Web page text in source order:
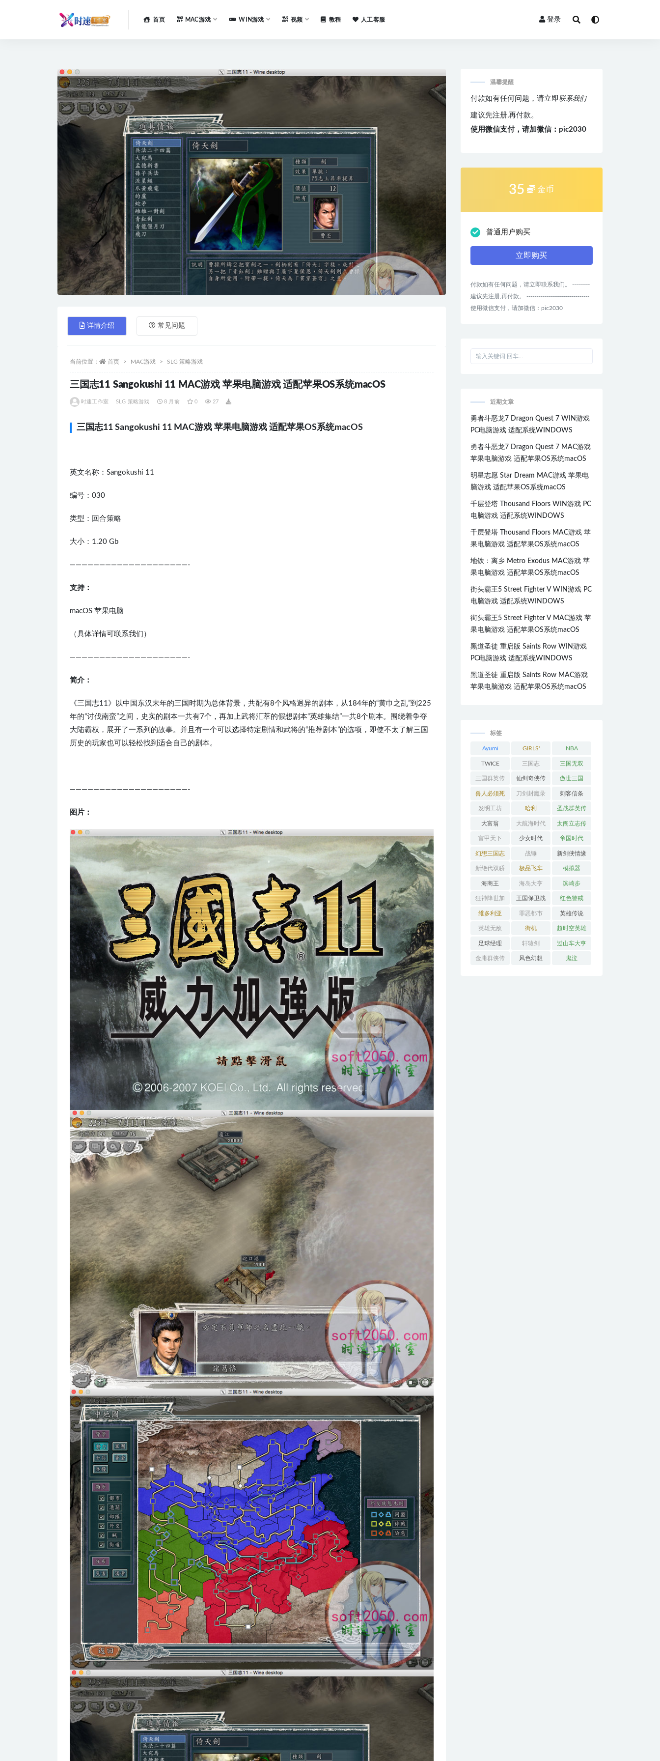
首页 MAC游戏 WIN游戏 视频 教程 人工客服 登录
详情介绍 常见问题
当前位置： 首页 MAC游戏 SLG 策略游戏
三国志11 Sangokushi 11 MAC游戏 苹果电脑游戏 适配苹果OS系统macOS
时速工作室 SLG 策略游戏 8 月前 0 27
三国志11 Sangokushi 11 MAC游戏 苹果电脑游戏 适配苹果OS系统macOS
英文名称：Sangokushi 11
编号：030
类型：回合策略
大小：1.20 Gb
————————————————————-
支持：
macOS 苹果电脑
（具体详情可联系我们）
————————————————————-
简介：
《三国志11》以中国东汉末年的三国时期为总体背景，共配有8个风格迥异的剧本，从184年的“黄巾之乱”到225
年的“讨伐南蛮”之间，史实的剧本一共有7个，再加上武将汇萃的假想剧本“英雄集结”一共8个剧本。围绕着争夺
大陆霸权，展开了一系列的故事。并且有一个可以选择特定剧情和武将的“推荐剧本”的选项，即使不太了解三国
历史的玩家也可以轻松找到适合自己的剧本。
————————————————————-
图片：
温馨提醒
付款如有任何问题，请立即联系我们
建议先注册,再付款。
使用微信支付，请加微信：pic2030
35 金币
普通用户购买
立即购买
付款如有任何问题，请立即联系我们。 ---------
建议先注册,再付款。 --------------------------------
使用微信支付，请加微信：pic2030
近期文章
勇者斗恶龙7 Dragon Quest 7 WIN游戏
PC电脑游戏 适配系统WINDOWS
勇者斗恶龙7 Dragon Quest 7 MAC游戏
苹果电脑游戏 适配苹果OS系统macOS
明星志愿 Star Dream MAC游戏 苹果电
脑游戏 适配苹果OS系统macOS
千层登塔 Thousand Floors WIN游戏 PC
电脑游戏 适配系统WINDOWS
千层登塔 Thousand Floors MAC游戏 苹
果电脑游戏 适配苹果OS系统macOS
地铁：离乡 Metro Exodus MAC游戏 苹
果电脑游戏 适配苹果OS系统macOS
街头霸王5 Street Fighter V WIN游戏 PC
电脑游戏 适配系统WINDOWS
街头霸王5 Street Fighter V MAC游戏 苹
果电脑游戏 适配苹果OS系统macOS
黑道圣徒 重启版 Saints Row WIN游戏
PC电脑游戏 适配系统WINDOWS
黑道圣徒 重启版 Saints Row MAC游戏
苹果电脑游戏 适配苹果OS系统macOS
标签
Ayumi
Hamasaki
GIRLS'
GENERATI
ON
NBA
TWICE 三国志 三国无双
三国群英传 仙剑奇侠传 傲世三国
兽人必须死 刀剑封魔录 刺客信条
发明工坊 哈利 圣战群英传
大富翁 大航海时代 太阁立志传
富甲天下 少女时代 帝国时代
幻想三国志 战锤 新剑侠情缘
新绝代双骄 极品飞车 模拟器
海商王 海岛大亨 滨崎步
狂神降世加
强版
王国保卫战 红色警戒
维多利亚 罪恶都市 英雄传说
英雄无敌 街机 超时空英雄
传说3
足球经理 轩辕剑 过山车大亨
金庸群侠传 风色幻想 鬼泣